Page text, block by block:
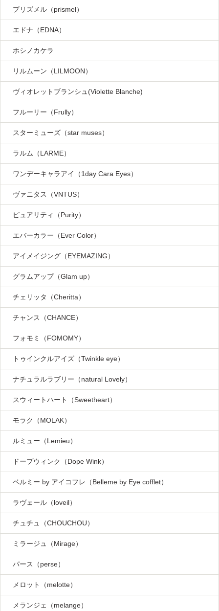
プリズメル（prismel）
エドナ（EDNA）
ホシノカケラ
リルムーン（LILMOON）
ヴィオレットブランシュ(Violette Blanche)
フルーリー（Frully）
スターミューズ（star muses）
ラルム（LARME）
ワンデーキャラアイ（1day Cara Eyes）
ヴァニタス（VNTUS）
ピュアリティ（Purity）
エバーカラー（Ever Color）
アイメイジング（EYEMAZING）
グラムアップ（Glam up）
チェリッタ（Cheritta）
チャンス（CHANCE）
フォモミ（FOMOMY）
トゥインクルアイズ（Twinkle eye）
ナチュラルラブリー（natural Lovely）
スウィートハート（Sweetheart）
モラク（MOLAK）
ルミュー（Lemieu）
ドープウィンク（Dope Wink）
ベルミー by アイコフレ（Belleme by Eye cofflet）
ラヴェール（loveil）
チュチュ（CHOUCHOU）
ミラージュ（Mirage）
パース（perse）
メロット（melotte）
メランジェ（melange）